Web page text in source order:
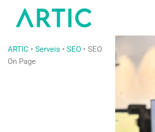
contingut
ARTIC • Serveis • SEO• SEO
On Page